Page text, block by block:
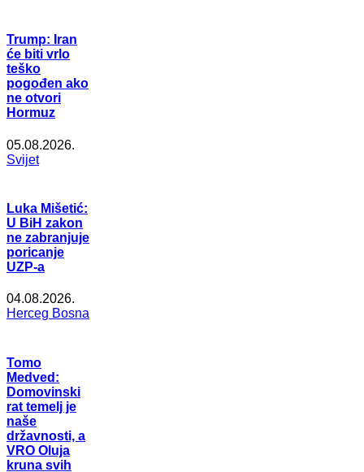
Trump: Iran
će biti vrlo
teško
pogođen ako
ne otvori
Hormuz
05.08.2026.
Svijet
Luka Mišetić:
U BiH zakon
ne zabranjuje
poricanje
UZP-a
04.08.2026.
Herceg Bosna
Tomo
Medved:
Domovinski
rat temelj je
naše
državnosti, a
VRO Oluja
kruna svih